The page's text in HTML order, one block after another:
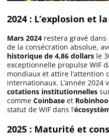
2024 : L’explosion et
Mars 2024 restera gravé dans
de la consécration absolue,
historique de 4,86 dollars le
exceptionnelle propulse WIF
mondiaux et attire l’attention
internationaux. L’année 2024
cotations institutionnelles
comme Coinbase et
statut de WIF dans l’
2025 : Maturité et